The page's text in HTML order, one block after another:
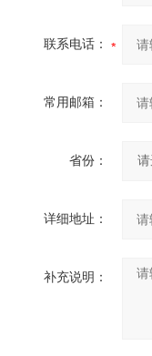
联系电话：
常用邮箱：
省份：
详细地址：
补充说明：